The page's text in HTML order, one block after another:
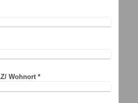
Wohnort*